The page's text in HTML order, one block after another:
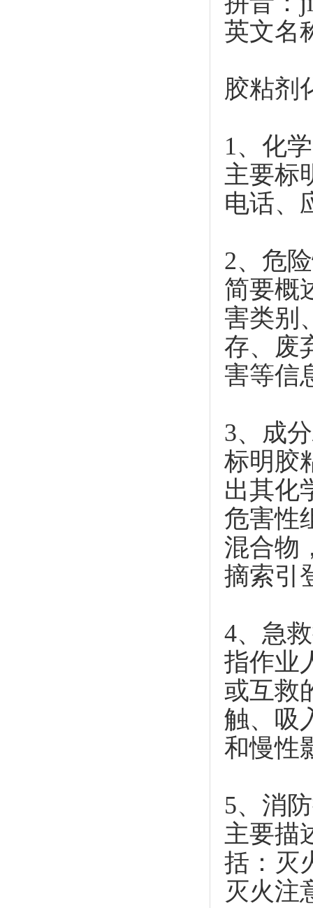
英文名
胶粘剂
1、化
主要标
电话、
2、危
简要概
害类别
存、废
害等信
3、成
标明胶
出其化
危害性
混合物
摘索引
4、急
指作业
或互救
触、吸
和慢性
5、消
主要描
括：灭
灭火注